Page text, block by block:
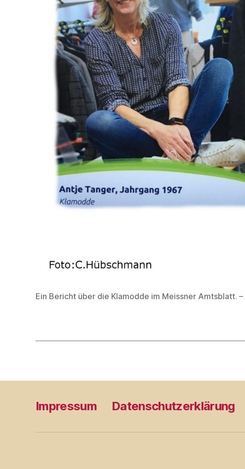
Ein Bericht über die Klamodde im Meissner Amtsblatt. –
Impressum Datenschutzerklärung